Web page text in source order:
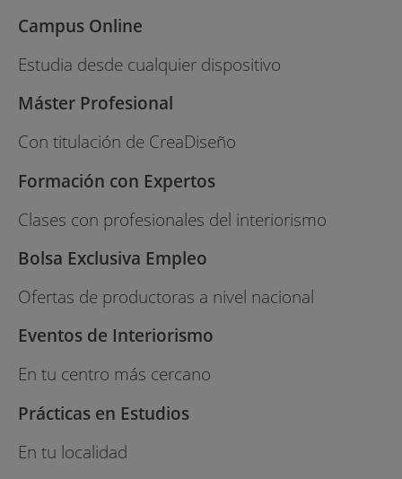
Campus Online
Estudia desde cualquier dispositivo
Máster Profesional
Con titulación de CreaDiseño
Formación con Expertos
Clases con profesionales del interiorismo
Bolsa Exclusiva Empleo
Ofertas de productoras a nivel nacional
Eventos de Interiorismo
En tu centro más cercano
Prácticas en Estudios
En tu localidad